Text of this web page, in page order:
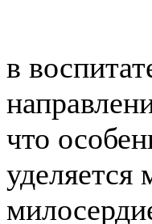
в
что